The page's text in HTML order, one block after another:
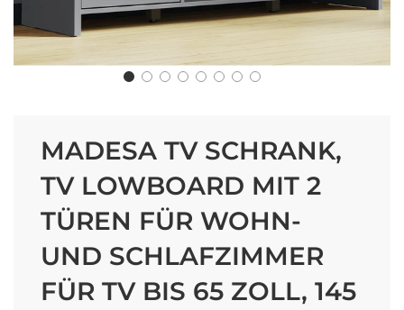
MADESA TV SCHRANK,
TV LOWBOARD MIT 2
TÜREN FÜR WOHN-
UND SCHLAFZIMMER
FÜR TV BIS 65 ZOLL, 145